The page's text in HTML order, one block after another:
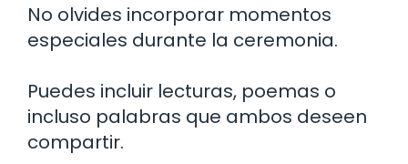
No olvides incorporar momentos
especiales durante la ceremonia.
Puedes incluir lecturas, poemas o
incluso palabras que ambos deseen
compartir.